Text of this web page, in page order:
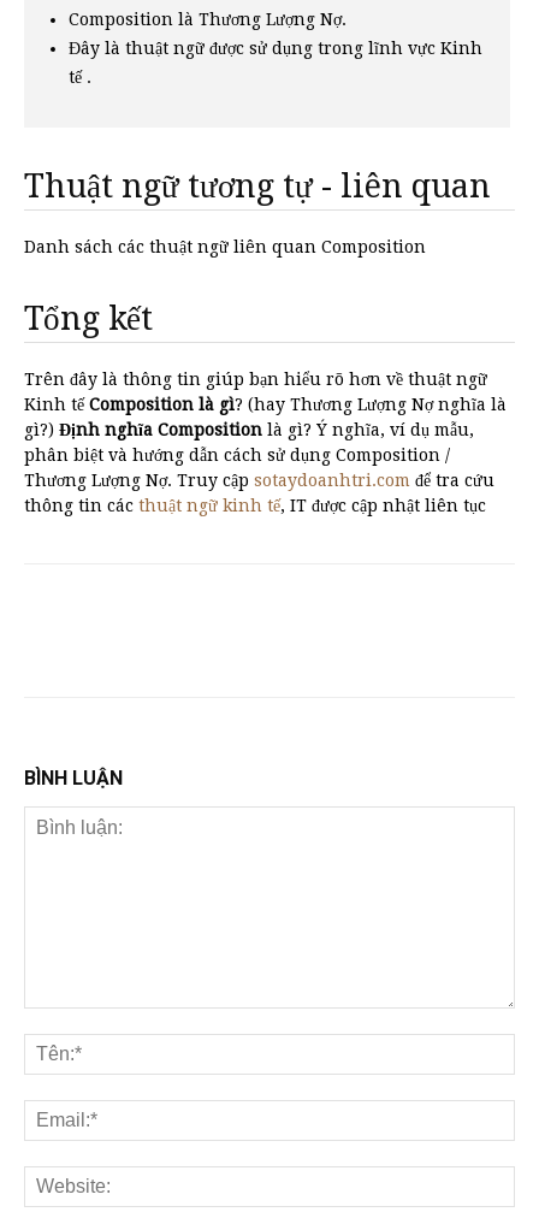
Composition là Thương Lượng Nợ.
Đây là thuật ngữ được sử dụng trong lĩnh vực Kinh
tế .
Thuật ngữ tương tự - liên quan
Danh sách các thuật ngữ liên quan Composition
Tổng kết
Trên đây là thông tin giúp bạn hiểu rõ hơn về thuật ngữ
Kinh tếComposition là gì? (hay Thương Lượng Nợ nghĩa là
gì?) Định nghĩa Composition là gì? Ý nghĩa, ví dụ mẫu,
phân biệt và hướng dẫn cách sử dụng Composition /
Thương Lượng Nợ. Truy cập sotaydoanhtri.com để tra cứu
thông tin các thuật ngữ kinh tế, IT được cập nhật liên tục
BÌNH LUẬN